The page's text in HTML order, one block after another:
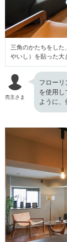
三角のかたちをした
やいし）を貼った大
売主さま
フローリ
を使用し
ように、